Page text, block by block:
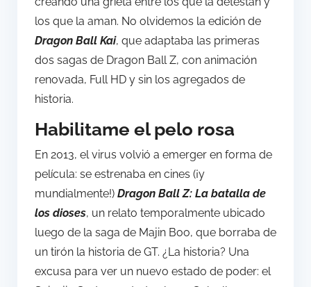
los que la aman. No olvidemos la edición de
Dragon Ball Kai, que adaptaba las primeras
dos sagas de Dragon Ball Z, con animación
renovada, Full HD y sin los agregados de
historia.
Habilitame el pelo rosa
En 2013, el virus volvió a emerger en forma de
película: se estrenaba en cines (¡y
mundialmente!) Dragon Ball Z: La batalla de
los dioses, un relato temporalmente ubicado
luego de la saga de Majin Boo, que borraba de
un tirón la historia de GT. ¿La historia? Una
excusa para ver un nuevo estado de poder: el